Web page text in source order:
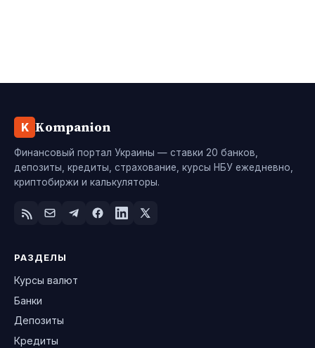
K Kompanion
Финансовый портал Украины — ставки 20 банков,
депозиты, кредиты, страхование, курсы НБУ ежедневно,
криптобиржи и калькуляторы.
РАЗДЕЛЫ
Курсы валют
Банки
Депозиты
Кредиты